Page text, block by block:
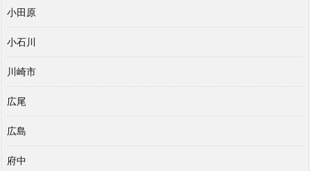
小田原
小石川
川崎市
広尾
広島
府中